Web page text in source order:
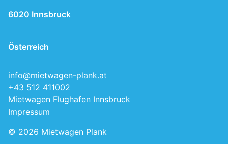
6020 Innsbruck
Österreich
info@mietwagen-plank.at
+43 512 411002
Mietwagen Flughafen Innsbruck
Impressum
© 2026 Mietwagen Plank